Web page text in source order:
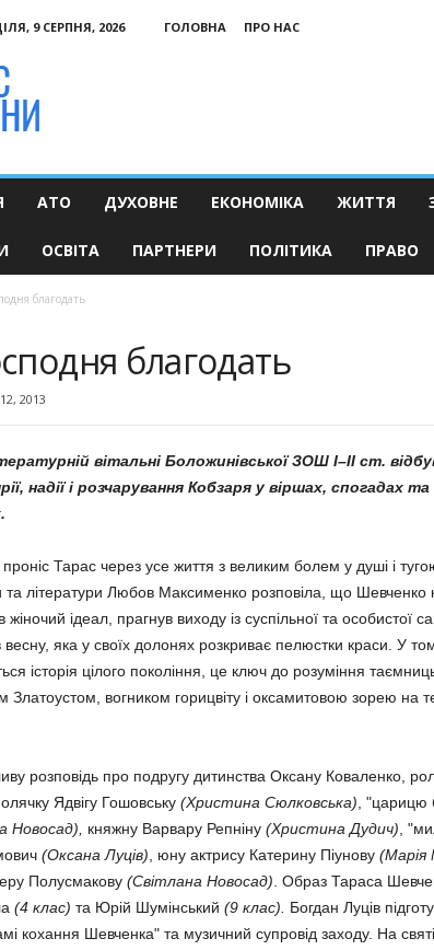
9 СЕРПНЯ, 2026 ГОЛОВНА
ПРО НАС
АТО ДУХОВНЕ ЕКОНОМІКА ЖИТТЯ
ОСВІТА ПАРТНЕРИ ПОЛІТИКА ПРАВО
благодать
благодать
2013
вітальні Боложинівської ЗОШІ–ІІ ст.
надії і розчарування Кобзаря у віршах, спогадах та
Тарас через усе життя з великим болем у душі і
та літератури Любов Максименко розпо­віла, що Шевченко
ідеал, прагнув ви­ходу із суспільної та особистої
яка у своїх до­лонях розкриває пелюстки краси. У
іс­то­рія цілого покоління, це ключ до розу­міння таємниць
Златоустом, вогником горицвіту і оксамитовою зорею на
розповідь про подругу дитинства Оксану Коваленко,
Ядвігу Гошовську (Христина Сюлковська) , "царицю
Новосад), княжну Варвару Репніну (Хрис­тина Дудич) ,
(Оксана Луців) , юну ак­три­су Катерину Піунову (Марія
Полусмакову (Світ­лана Новосад) . Образ Тараса
(4 клас) та Юрій Шумінський (9 клас).
Богдан Луців
кохання Шевченка" та музичний супровід заходу. На